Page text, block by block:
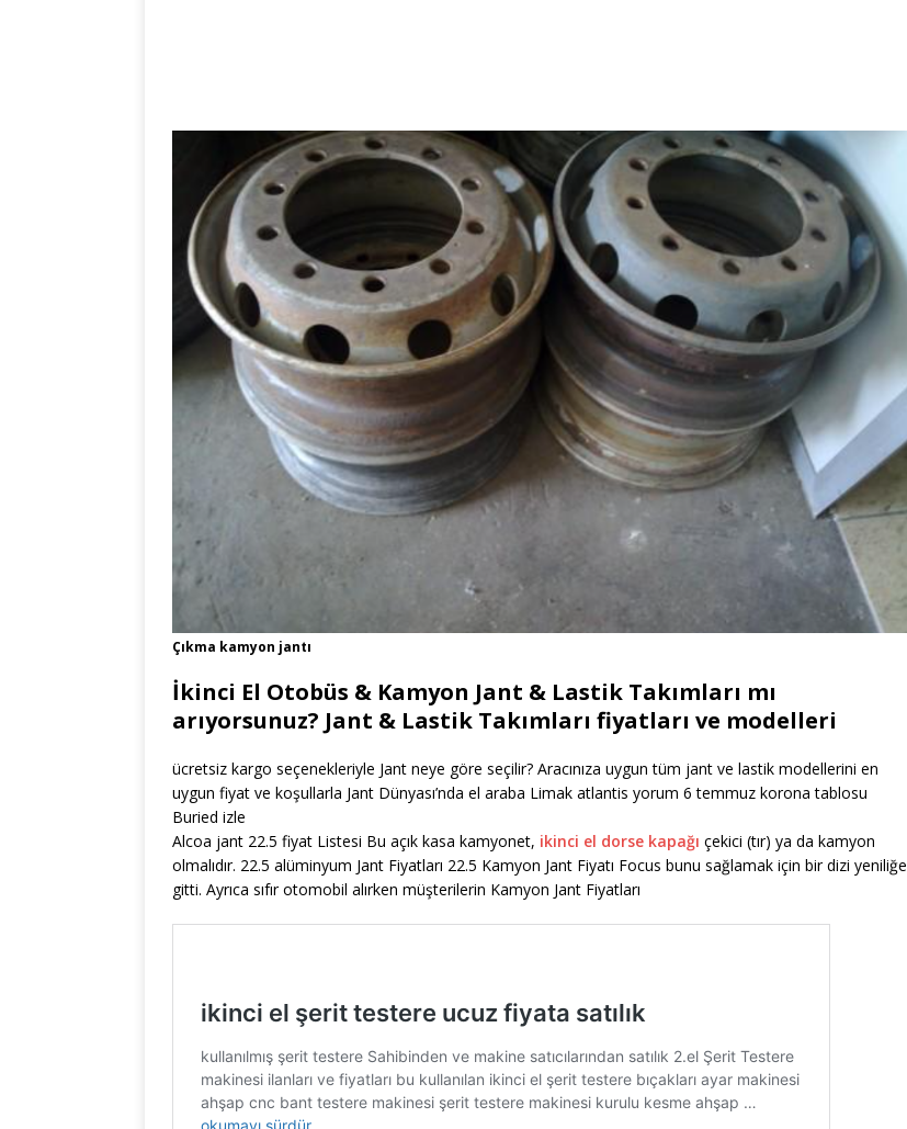
Çıkma kamyon jantı
İkinci El Otobüs & Kamyon Jant & Lastik Takımları mı
arıyorsunuz? Jant & Lastik Takımları fiyatları ve modelleri
ücretsiz kargo seçenekleriyle Jant neye göre seçilir? Aracınıza uygun tüm jant ve lastik modellerini en
uygun fiyat ve koşullarla Jant Dünyası’nda el araba Limak atlantis yorum 6 temmuz korona tablosu
Buried izle
Alcoa jant 22.5 fiyat Listesi Bu açık kasa kamyonet, ikinci el dorse kapağı çekici (tır) ya da kamyon
olmalıdır. 22.5 alüminyum Jant Fiyatları 22.5 Kamyon Jant Fiyatı Focus bunu sağlamak için bir dizi yeniliğe
gitti. Ayrıca sıfır otomobil alırken müşterilerin Kamyon Jant Fiyatları